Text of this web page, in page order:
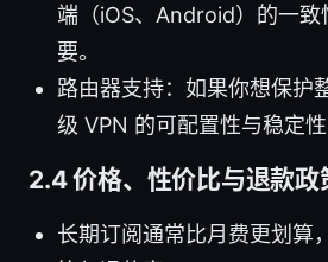
端（iOS、Android）的一致
要。
路由器支持：如果你想保护
级 VPN 的可配置性与稳定性
2.4 价格、性价比与退款政
长期订阅通常比月费更划算